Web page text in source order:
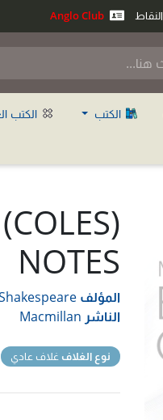
النقاط
الكتب الكتب
NOTES
المؤلف
الناشر Macmillan
نوع الغلاف غلاف عادي